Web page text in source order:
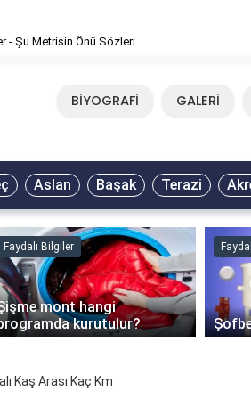
- Tavla Sözleri
BİYOGRAFİ GALERİ
Aslan Başak Terazi
Faydalı Bilgiler
mont hangi
kurutulur?
Kaş Arası Kaç Km